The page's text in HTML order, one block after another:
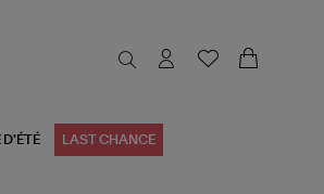
D'ÉTÉ LAST CHANCE